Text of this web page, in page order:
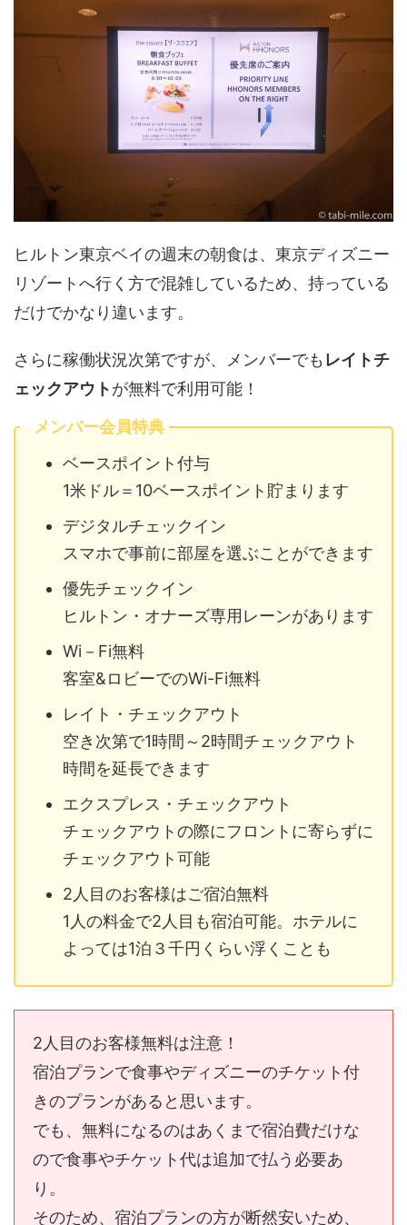
ヒルトン東京ベイの週末の朝食は、東京ディズニー
リゾートへ行く方で混雑しているため、持っている
だけでかなり違います。
さらに稼働状況次第ですが、メンバーでも レイトチ
ェックアウトが無料で利用可能！
メンバー会員特典
ベースポイント付与
1米ドル＝10ベースポイント貯まります
デジタルチェックイン
スマホで事前に部屋を選ぶことができます
優先チェックイン
ヒルトン・オナーズ専用レーンがあります
Wi－Fi無料
客室&ロビーでのWi-Fi無料
レイト・チェックアウト
空き次第で1時間～2時間チェックアウト
時間を延長できます
エクスプレス・チェックアウト
チェックアウトの際にフロントに寄らずに
チェックアウト可能
2人目のお客様はご宿泊無料
1人の料金で2人目も宿泊可能。ホテルに
よっては1泊３千円くらい浮くことも
2人目のお客様無料は注意！
宿泊プランで食事やディズニーのチケット付
きのプランがあると思います。
でも、無料になるのはあくまで宿泊費だけな
ので食事やチケット代は追加で払う必要あ
り。
そのため、宿泊プランの方が断然安いため、